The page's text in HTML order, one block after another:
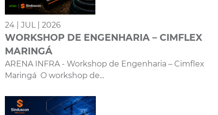
24 | JUL | 2026
WORKSHOP DE ENGENHARIA – CIMFLEX
MARINGÁ
ARENA INFRA - Workshop de Engenharia – Cimflex
Maringá O workshop de...